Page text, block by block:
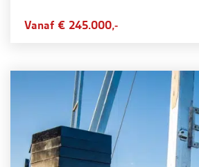
Vanaf € 245.000,-